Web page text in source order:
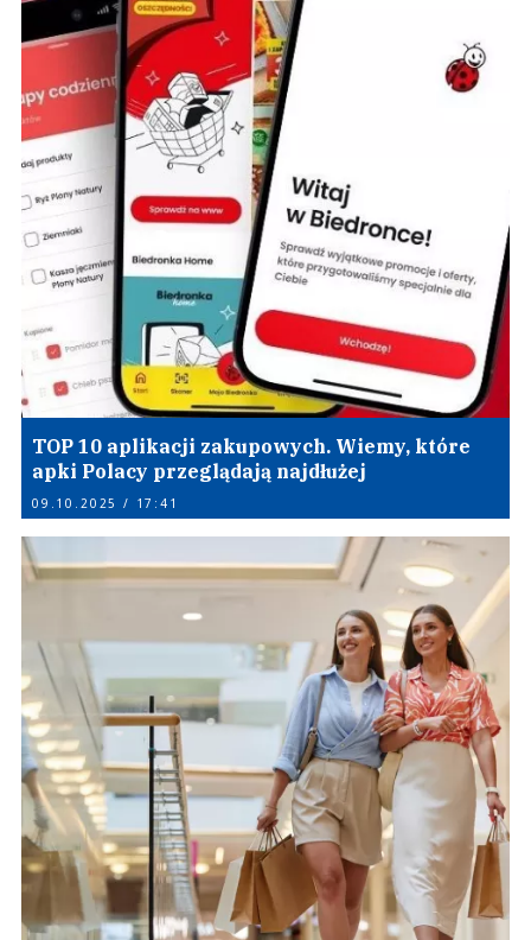
TOP 10 aplikacji zakupowych. Wiemy, które
apki Polacy przeglądają najdłużej
09.10.2025 / 17:41